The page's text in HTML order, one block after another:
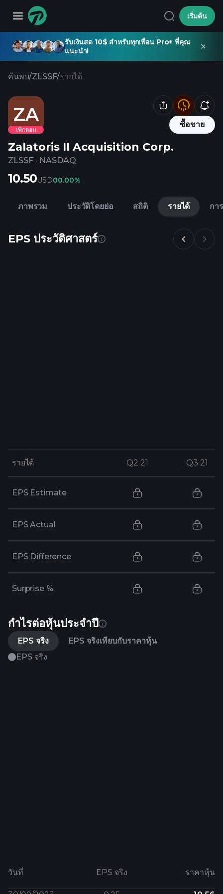
เริ่มต้น
รับเงินสด 10$ สำหรับทุกเพื่อน Pro+ ที่คุณ
แนะนำ!
ค้นพบ/ZLSSF/รายได้
ZA
เพิกถอน
ซื้อขาย
Zalatoris II Acquisition Corp.
ZLSSF · NASDAQ
10.50USD00.00%
ภาพรวม ประวัติโดยย่อ สถิติ รายได้ กา
EPS ประวัติศาสตร์
รายได้ Q2 21 Q3 21
รายได้ Q2 21 Q3 21
EPS Estimate
EPS Actual
EPS Difference
Surprise %
กำไรต่อหุ้นประจำปี
EPS จริง
EPS จริงเทียบกับราคาหุ้น
EPS จริง
วันที่ EPS จริง ราคาหุ้น